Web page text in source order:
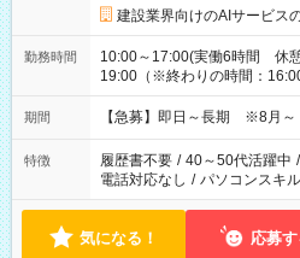
建設業界向けのAIサービス
勤務時間
10:00～17:00(実働6時間 休
19:00（※終わりの時間：
期間 【急募】即日～長期 ※8月～
特徴 履歴書不要 / 40～50代活躍中 /
電話対応なし / パソコンスキ
気になる！ 応募す